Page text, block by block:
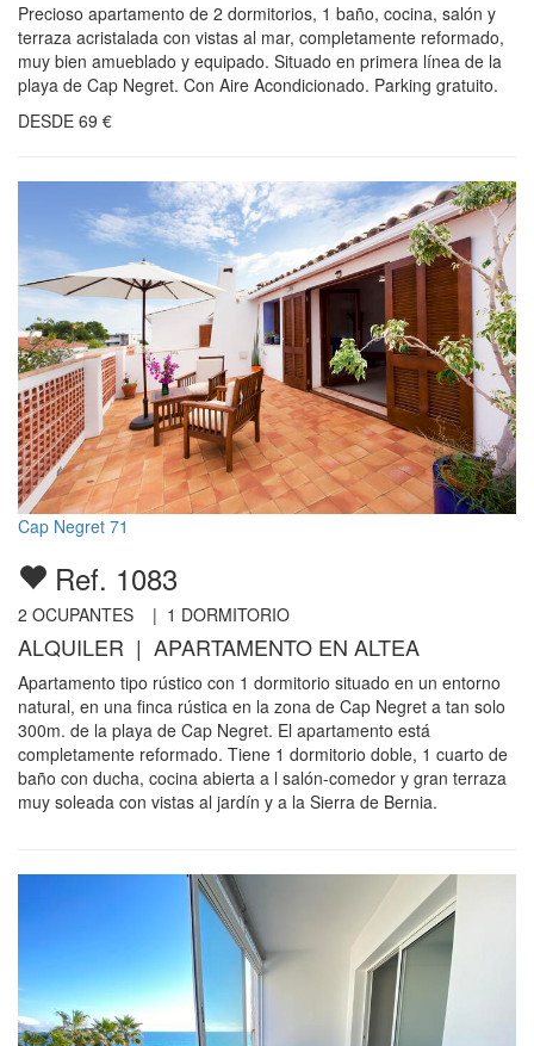
Precioso apartamento de 2 dormitorios, 1 baño, cocina, salón y
terraza acristalada con vistas al mar, completamente reformado,
muy bien amueblado y equipado. Situado en primera línea de la
playa de Cap Negret. Con Aire Acondicionado. Parking gratuito.
DESDE 69 €
Cap Negret 71
Ref. 1083
2 OCUPANTES | 1 DORMITORIO
ALQUILER | APARTAMENTO EN ALTEA
Apartamento tipo rústico con 1 dormitorio situado en un entorno
natural, en una finca rústica en la zona de Cap Negret a tan solo
300m. de la playa de Cap Negret. El apartamento está
completamente reformado. Tiene 1 dormitorio doble, 1 cuarto de
baño con ducha, cocina abierta a l salón-comedor y gran terraza
muy soleada con vistas al jardín y a la Sierra de Bernia.